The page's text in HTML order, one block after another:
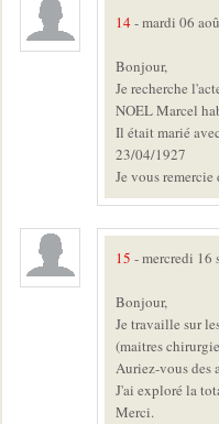
14- mardi 06
Bonjour,
Je recherche
NOEL Marcel
Il était marié
23/04/1927
Je vous remercie
15 - mercredi 16
Bonjour,
Je travaille sur
(maitres
Auriez-vous des
J'ai exploré la
Merci.